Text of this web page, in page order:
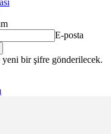
E-posta
yeni bir şifre gönderilecek.